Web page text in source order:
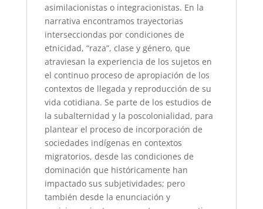
asimilacionistas o integracionistas. En la
narrativa encontramos trayectorias
intersecciondas por condiciones de
etnicidad, “raza”, clase y género, que
atraviesan la experiencia de los sujetos en
el continuo proceso de apropiación de los
contextos de llegada y reproducción de su
vida cotidiana. Se parte de los estudios de
la subalternidad y la poscolonialidad, para
plantear el proceso de incorporación de
sociedades indígenas en contextos
migratorios, desde las condiciones de
dominación que históricamente han
impactado sus subjetividades; pero
también desde la enunciación y